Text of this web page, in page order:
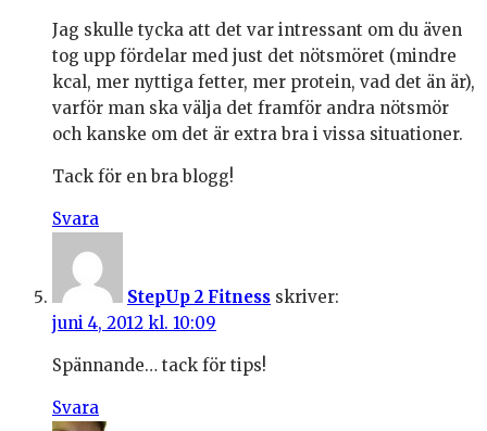
Jag skulle tycka att det var intressant om du även
tog upp fördelar med just det nötsmöret (mindre
kcal, mer nyttiga fetter, mer protein, vad det än är),
varför man ska välja det framför andra nötsmör
och kanske om det är extra bra i vissa situationer.
Tack för en bra blogg!
Svara
StepUp 2 Fitness skriver:
juni 4, 2012 kl. 10:09
Spännande… tack för tips!
Svara